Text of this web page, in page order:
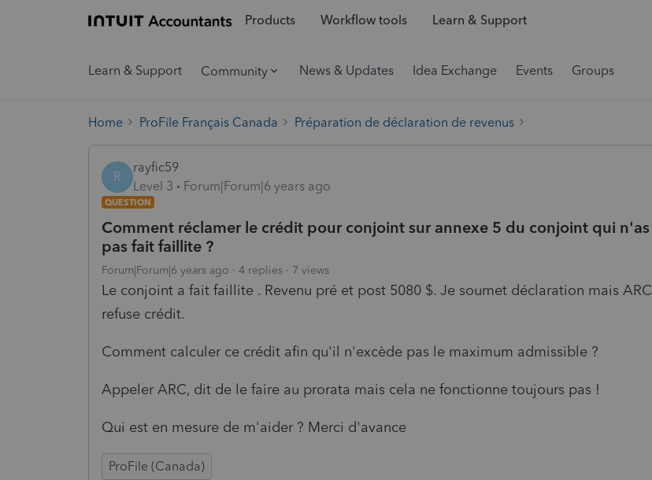
Products Workflow tools Learn & Support
Learn & Support Community News & Updates Idea Exchange Events Groups
Home ProFile Français Canada Préparation de déclaration de revenus
R
rayfic59
Level 3
Forum|Forum|6 years ago
QUESTION
Comment réclamer le crédit pour conjoint sur annexe 5 du conjoint qui n'as
pas fait faillite ?
Forum|Forum|6 years ago 4 replies 7 views
Le conjoint a fait faillite . Revenu pré et post 5080 $. Je soumet déclaration mais ARC
refuse crédit.
Comment calculer ce crédit afin qu'il n'excède pas le maximum admissible ?
Appeler ARC, dit de le faire au prorata mais cela ne fonctionne toujours pas !
Qui est en mesure de m'aider ? Merci d'avance
ProFile (Canada)